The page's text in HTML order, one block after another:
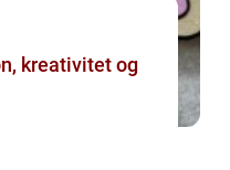
kreativitet og